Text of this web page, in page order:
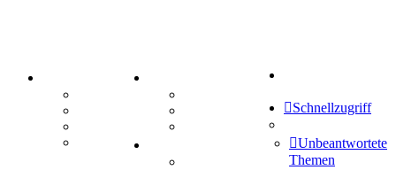
Mastodon
Treffenübersicht
Zitatesammlung
Schnellzugriff
Unbeantwortete
Themen